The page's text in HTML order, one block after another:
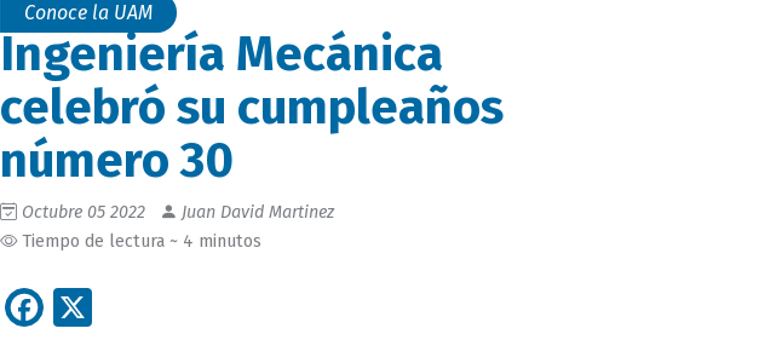
Conoce la UAM
Ingeniería Mecánica
celebró su cumpleaños
número 30
Octubre 05 2022
Juan David Martinez
Tiempo de lectura ~ 4 minutos
Facebook